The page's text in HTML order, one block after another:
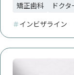
矯正歯科
ドク
＃インビザライン